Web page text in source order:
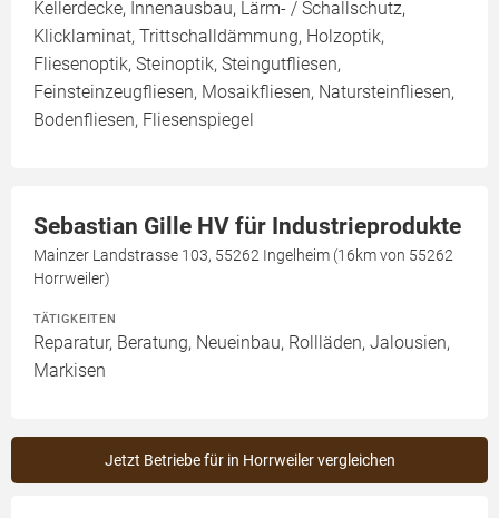
Kellerdecke, Innenausbau, Lärm- / Schallschutz,
Klicklaminat, Trittschalldämmung, Holzoptik,
Fliesenoptik, Steinoptik, Steingutfliesen,
Feinsteinzeugfliesen, Mosaikfliesen, Natursteinfliesen,
Bodenfliesen, Fliesenspiegel
Sebastian Gille HV für Industrieprodukte
Mainzer Landstrasse 103, 55262 Ingelheim (16km von 55262
Horrweiler)
TÄTIGKEITEN
Reparatur, Beratung, Neueinbau, Rollläden, Jalousien,
Markisen
Jetzt Betriebe für in Horrweiler vergleichen